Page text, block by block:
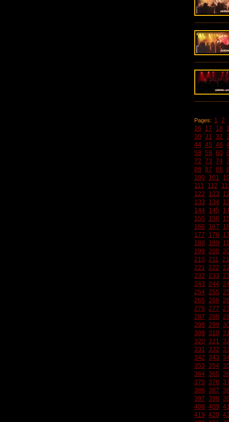
Pages: 1 2
16
17 18
30 31 32
44 45 46
58 59 60
72 73 74
86 87 88
100 101
111
112
122
123
133
134
144 145
155
156
166
167
177
178
188
189
199 200
210 211
221 222
232 233
243 244
254 255
265 266
276 277
287 288
298 299
309 310
320 321
331 332
342 343
353 354
364 365
375 376
386 387
397 398
408 409
419 420